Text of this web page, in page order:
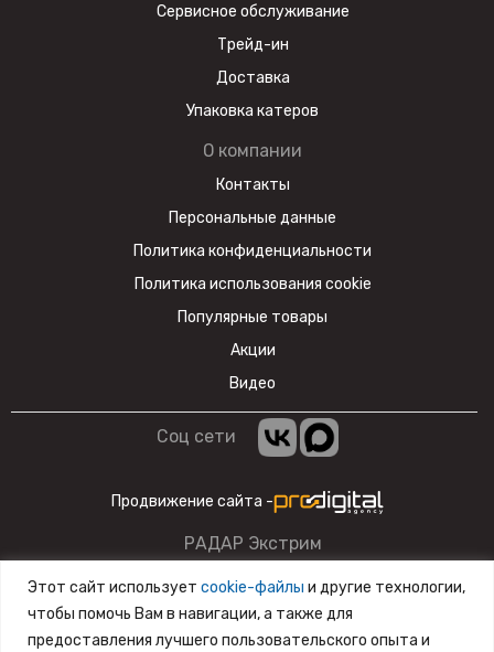
Сервисное обслуживание
Трейд-ин
Доставка
Упаковка катеров
О компании
Контакты
Персональные данные
Политика конфиденциальности
Политика использования cookie
Популярные товары
Акции
Видео
Соц сети
Продвижение сайта -
РАДАР Экстрим
Данный сайт несет информационный характер и ни при
каких условиях материалы и цены, размещенные на сайте,
не являются публичной офертой.
Этот сайт использует cookie-файлы и другие технологии,
чтобы помочь Вам в навигации, а также для
предоставления лучшего пользовательского опыта и